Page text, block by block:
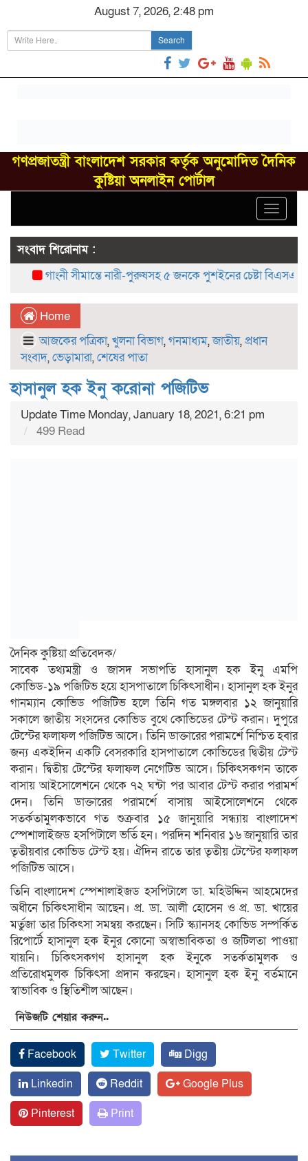
August 7, 2026, 2:48 pm
Search
গণপ্রজাতন্ত্রী বাংলাদেশ সরকার কর্তৃক অনুমোদিত দৈনিক
কুষ্টিয়া অনলাইন পোর্টাল
Toggle
সংবাদ শিরোনাম :
গাংনী সীমান্তে নারী-পুরুষসহ ৫ জনকে পুশইনের চেষ্টা বিএসএফের,
Home
আজকের পত্রিকা,খুলনা বিভাগ,গনমাধ্যম,জাতীয়,প্রধান
সংবাদ,ভেড়ামারা,শেষের পাতা
হাসানুল হক ইনু করোনা পজিটিভ
Update Time Monday, January 18, 2021, 6:21 pm
499 Read
দৈনিক কুষ্টিয়া প্রতিবেদক/
সাবেক তথ্যমন্ত্রী ও জাসদ সভাপতি হাসানুল হক ইনু এমপি
কোভিড-১৯ পজিটিভ হয়ে হাসপাতালে চিকিৎসাধীন। হাসানুল হক ইনুর
গানম্যান কোভিড পজিটিভ হলে তিনি গত মঙ্গলবার ১২ জানুয়ারি
সকালে জাতীয় সংসদের কোভিড বুথে কোভিডের টেস্ট করান। দুপুরে
টেস্টের ফলাফল পজিটিভ আসে। তিনি ডাক্তারের পরামর্শে নিশ্চিত হবার
জন্য একইদিন একটি বেসরকারি হাসপাতালে কোভিডের দ্বিতীয় টেস্ট
করান। দ্বিতীয় টেস্টের ফলাফল নেগেটিভ আসে। চিকিৎসকগন তাকে
বাসায় আইসোলেশনে থেকে ৭২ ঘন্টা পর আবার টেস্ট করার পরামর্শ
দেন। তিনি ডাক্তারের পরামর্শে বাসায় আইসোলেশনে থেকে
সতর্কতামুলকভাবে গত শুক্রবার ১৫ জানুয়ারি সন্ধ্যায় বাংলাদেশ
স্পেশালাইজড হসপিটালে ভর্তি হন। পরদিন শনিবার ১৬ জানুয়ারি তার
তৃতীয়বার কোভিড টেস্ট হয়। ঐদিন রাতে তার তৃতীয় টেস্টের ফলাফল
পজিটিভ আসে।
তিনি বাংলাদেশ স্পেশালাইজড হসপিটালে ডা. মহিউদ্দিন আহমেদের
অধীনে চিকিৎসাধীন আছেন। প্র. ডা. আলী হোসেন ও প্র. ডা. খায়ের
মর্তুজা তার চিকিৎসা সমন্বয় করছেন। সিটি স্ক্যানসহ কোভিড সম্পর্কিত
রিপোর্টে হাসানুল হক ইনুর কোনো অস্বাভাবিকতা ও জটিলতা পাওয়া
যায়নি। চিকিৎসকগণ হাসানুল হক ইনুকে সতর্কতামুলক ও
প্রতিরোধমুলক চিকিৎসা প্রদান করছেন। হাসানুল হক ইনু বর্তমানে
স্বাভাবিক ও স্থিতিশীল আছেন।
নিউজটি শেয়ার করুন..
Facebook Twitter
Digg
Linkedin
Reddit
Google Plus
Pinterest
Print